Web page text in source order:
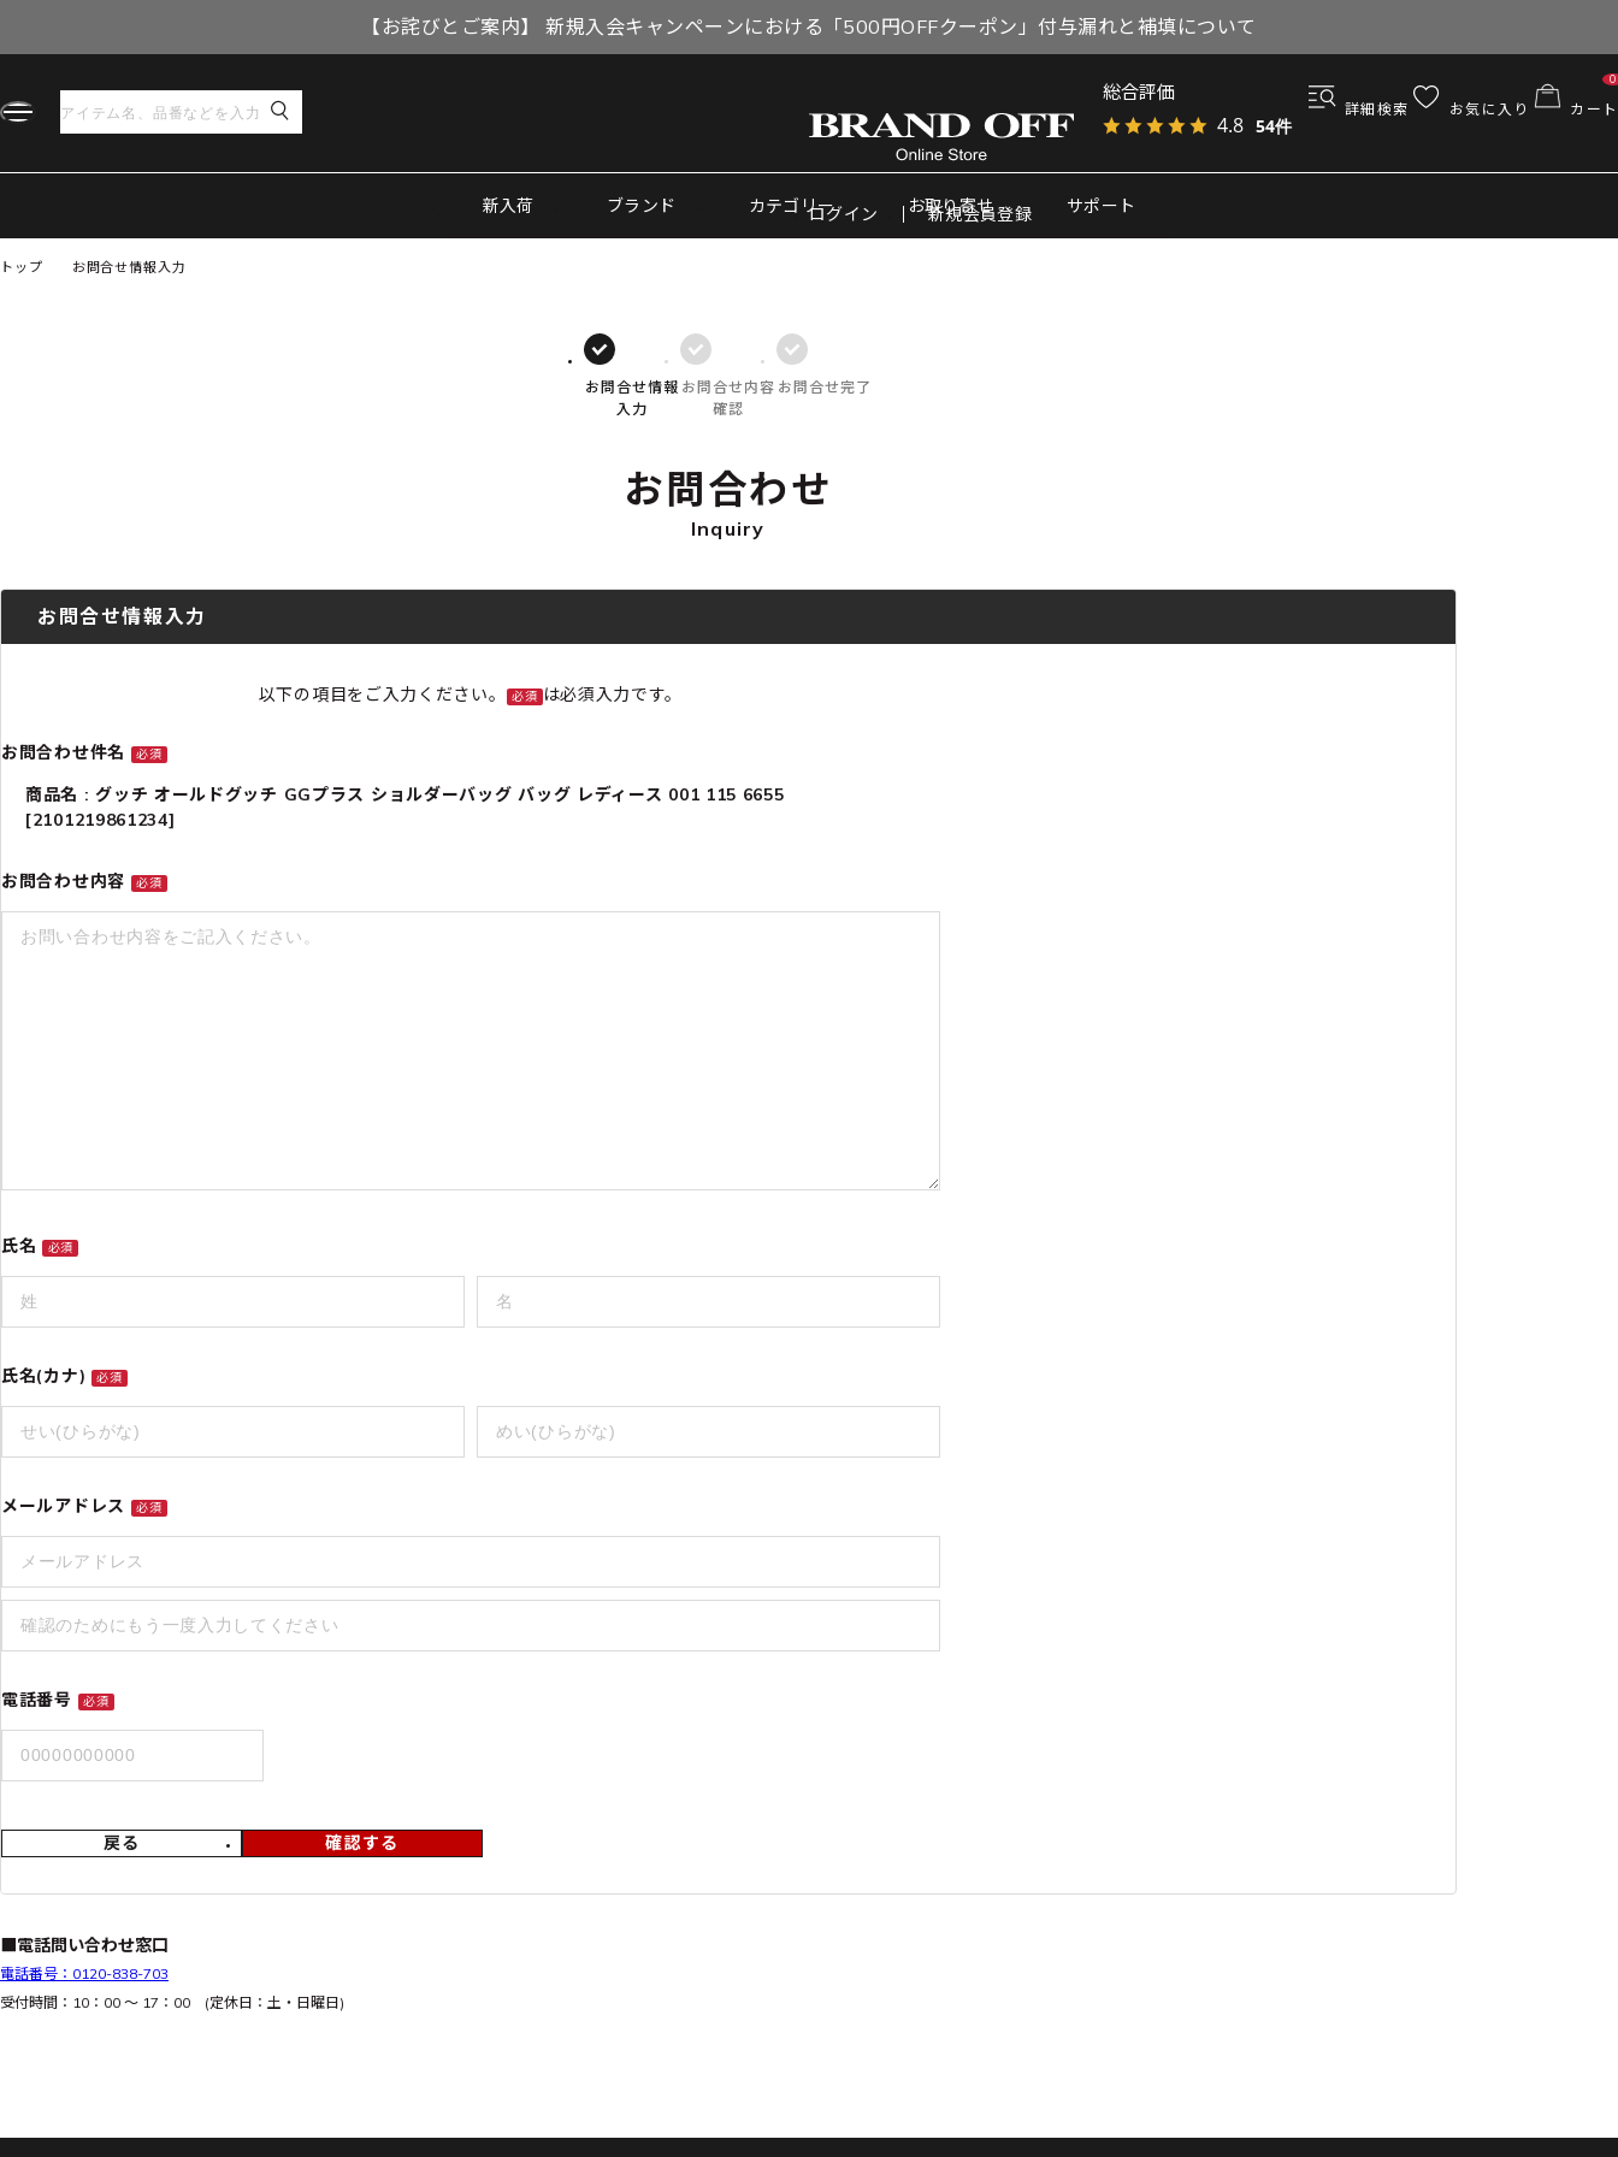
【お詫びとご案内】 新規入会キャンペーンにおける「500円OFFクーポン」付与漏れと補填について
総合評価
4.8 54件
詳細検索 お気に入り カート
0
新入荷 ブランド カテゴリー お取り寄せ サポート
ログイン 新規会員登録
トップ お問合せ情報入力
お問合せ情報
入力
お問合せ内容
確認
お問合せ完了
お問合わせ
Inquiry
お問合せ情報入力
以下の項目をご入力ください。 必須 は必須入力です。
お問合わせ件名 必須
商品名 : グッチ オールドグッチ GGプラス ショルダーバッグ バッグ レディース 001 115 6655
[2101219861234]
お問合わせ内容 必須
氏名 必須
氏名(カナ) 必須
メールアドレス 必須
電話番号 必須
戻る 確認する
■電話問い合わせ窓口
電話番号：0120-838-703
受付時間：10：00 ～ 17：00 (定休日：土・日曜日)